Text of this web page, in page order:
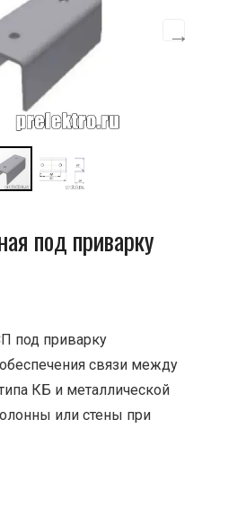
под приварку
под приварку
связи между
КБ и металлической
или стены при